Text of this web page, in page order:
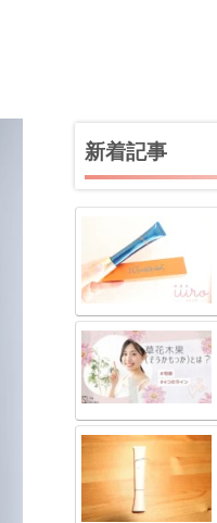
新着記事